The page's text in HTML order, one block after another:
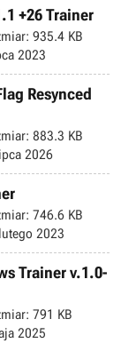
+26 Trainer
935.4 KB
2023
Resynced
883.3 KB
2026
746.6 KB
2023
Trainer v.1.0-
791 KB
2025